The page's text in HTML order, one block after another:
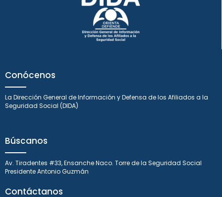
Conócenos
La Dirección General de Información y Defensa de los Afiliados a la
Seguridad Social (DIDA)
Búscanos
Av. Tiradentes #33, Ensanche Naco. Torre de la Seguridad Social
Presidente Antonio Guzmán
Contáctanos